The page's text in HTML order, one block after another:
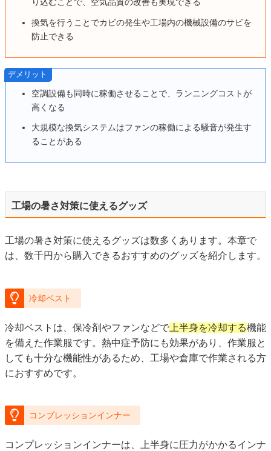
り込むことで、空気品質の改善も実現できる
換気を行うことでカビの発生や工場内の機械設備のサビを
防止できる
デメリット
空調設備も同時に稼働させることで、ランニングコストが
高くなる
大規模な換気システムはファンの稼働による騒音が発生す
ることがある
工場の暑さ対策に使えるグッズ
工場の暑さ対策に使えるグッズは数多くあります。本章で
は、数千円から購入できるおすすめのグッズを紹介します。
冷却ベスト
冷却ベストは、保冷剤やファンなどで 上半身を冷却する機能
を備えた作業服です。熱中症予防にも効果があり、作業服と
しても十分な機能性があるため、工場や倉庫で作業される方
におすすめです。
コンプレッションインナー
コンプレッションインナーは、上半身に圧力がかかるインナ